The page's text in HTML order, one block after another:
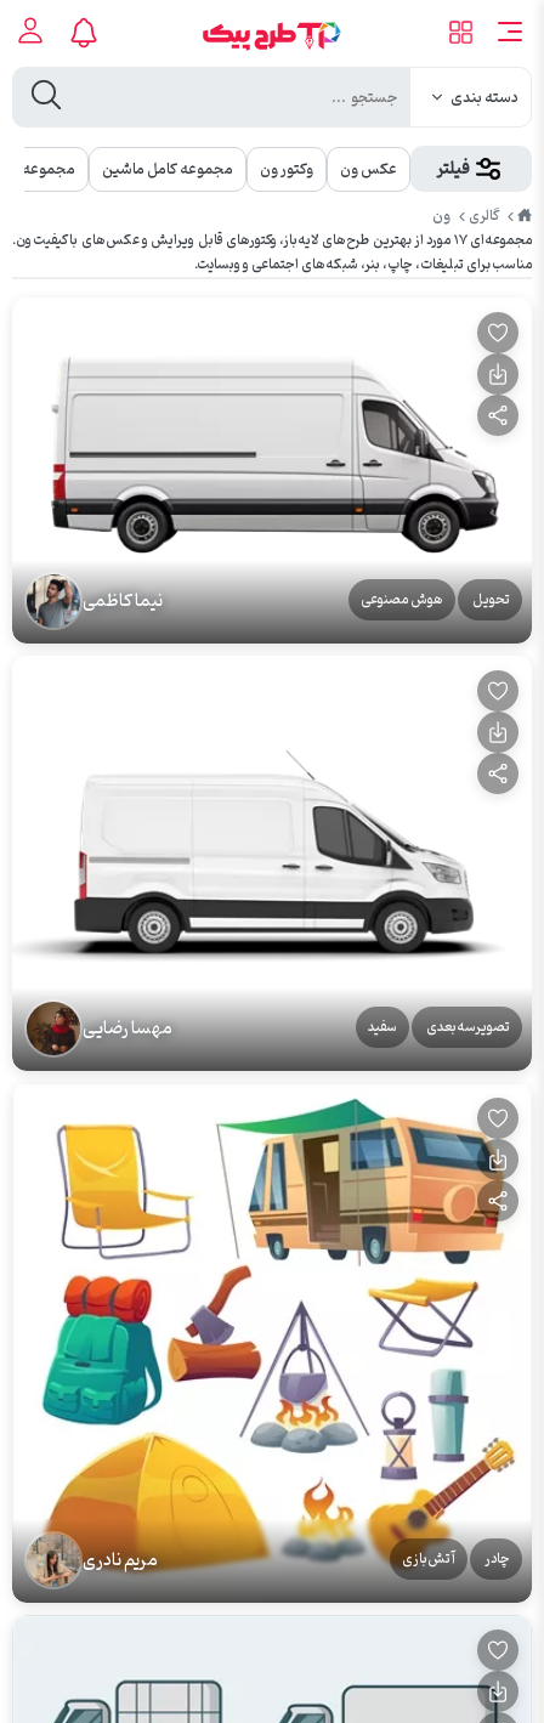
دسته بندی
فیلتر عکس ون وکتور ون مجموعه کامل ماشین
مجموعه
طرح
پیک
گالری ون
مجموعه‌ای ۱۷ مورد از بهترین طرح‌های لایه‌باز، وکتورهای قابل ویرایش و عکس‌های باکیفیت ون.
مناسب برای تبلیغات، چاپ، بنر، شبکه‌های اجتماعی و وبسایت.
تحویل هوش مصنوعی نیما کاظمی
تصویرسه‌بعدی سفید مهسا رضایی
چادر آتش‌بازی مریم نادری